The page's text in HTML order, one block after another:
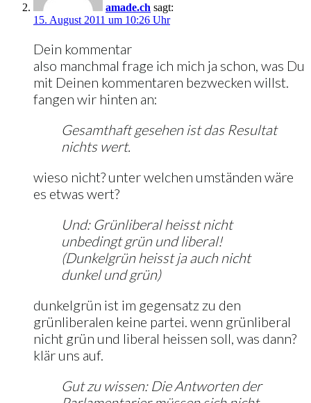
amade.ch sagt:
15. August 2011 um 10:26 Uhr
Dein kommentar
also manchmal frage ich mich ja schon, was Du
mit Deinen kommentaren bezwecken willst.
fangen wir hinten an:
Gesamthaft gesehen ist das Resultat
nichts wert.
wieso nicht? unter welchen umständen wäre
es etwas wert?
Und: Grünliberal heisst nicht
unbedingt grün und liberal!
(Dunkelgrün heisst ja auch nicht
dunkel und grün)
dunkelgrün ist im gegensatz zu den
grünliberalen keine partei. wenn grünliberal
nicht grün und liberal heissen soll, was dann?
klär uns auf.
Gut zu wissen: Die Antworten der